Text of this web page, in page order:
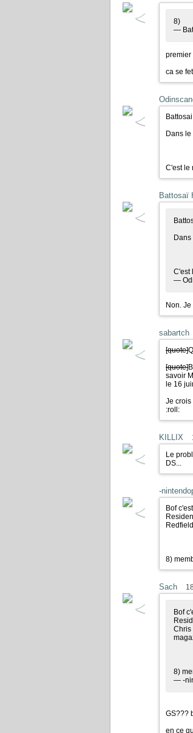
8)
—
premier
ca se
Dans
C'est le
Battosaï
C'est
—
Non.
sabartch
[quote]
[quote]
savoir
le 16
Je crois
:roll:
KILLIX
Le
DS...
-
Bof
8)
Sach
Bof
Chris
8)
— -
GS???
en ce